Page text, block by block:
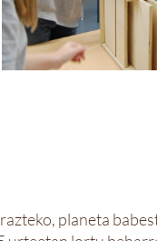
planeta